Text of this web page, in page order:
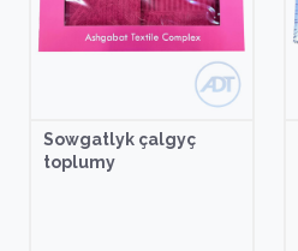
Sowgatlyk çalgyç
toplumy